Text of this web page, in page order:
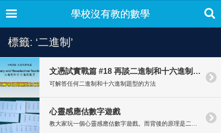
學校沒有教的數學
標籤: ‘二進制’
文憑試實戰篇 #18 再談二進制和十六進制數字
可解答任何二進制和十六進制題型的方法
心靈感應估數字遊戲
教大家玩一個心靈感應估數字遊戲。而背後的原理是二進制數字。